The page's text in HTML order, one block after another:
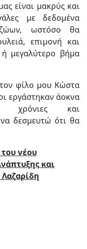
είναι μακρύς και
με δεδομένα
ωστόσο θα
επιμονή και
μεγαλύτερο βήμα
φίλο μου Κώστα
εργάστηκαν άοκνα
χρόνιες
και
δεσμευτώ ότι θα
νέου
και